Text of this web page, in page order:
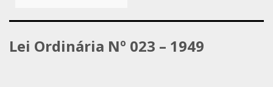
Lei Ordinária Nº 023 – 1949